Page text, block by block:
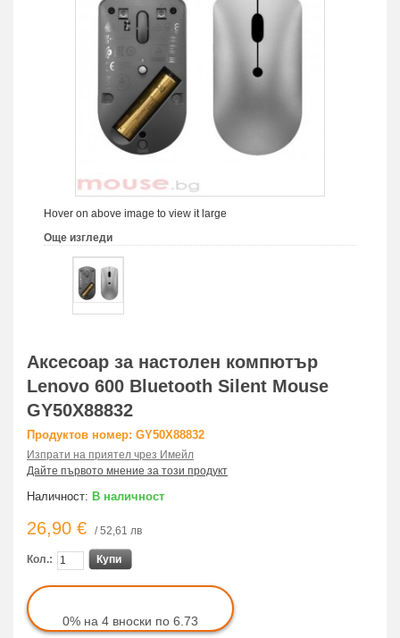
Hover on above image to view it large
Още изгледи
Аксесоар за настолен компютър
Lenovo 600 Bluetooth Silent Mouse
GY50X88832
Продуктов номер: GY50X88832
Изпрати на приятел чрез Имейл
Дайте първото мнение за този продукт
Наличност: В наличност
26,90 € / 52,61 лв
Кол.: Купи
0% на 4 вноски по 6.73